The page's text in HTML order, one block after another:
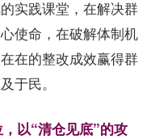
实践课堂，在解决群
使命，在破解体制机
在的整改成效赢得群
于民。
以“清仓见底”的攻